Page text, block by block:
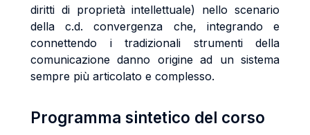
diritti di proprietà intellettuale) nello scenario
della c.d. convergenza che, integrando e
connettendo i tradizionali strumenti della
comunicazione danno origine ad un sistema
sempre più articolato e complesso.
Programma sintetico del corso